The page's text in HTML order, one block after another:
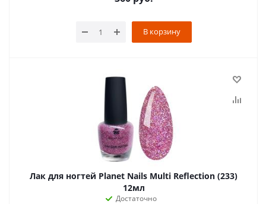
В корзину
Лак для ногтей Planet Nails Multi Reflection (233)
12мл
Достаточно